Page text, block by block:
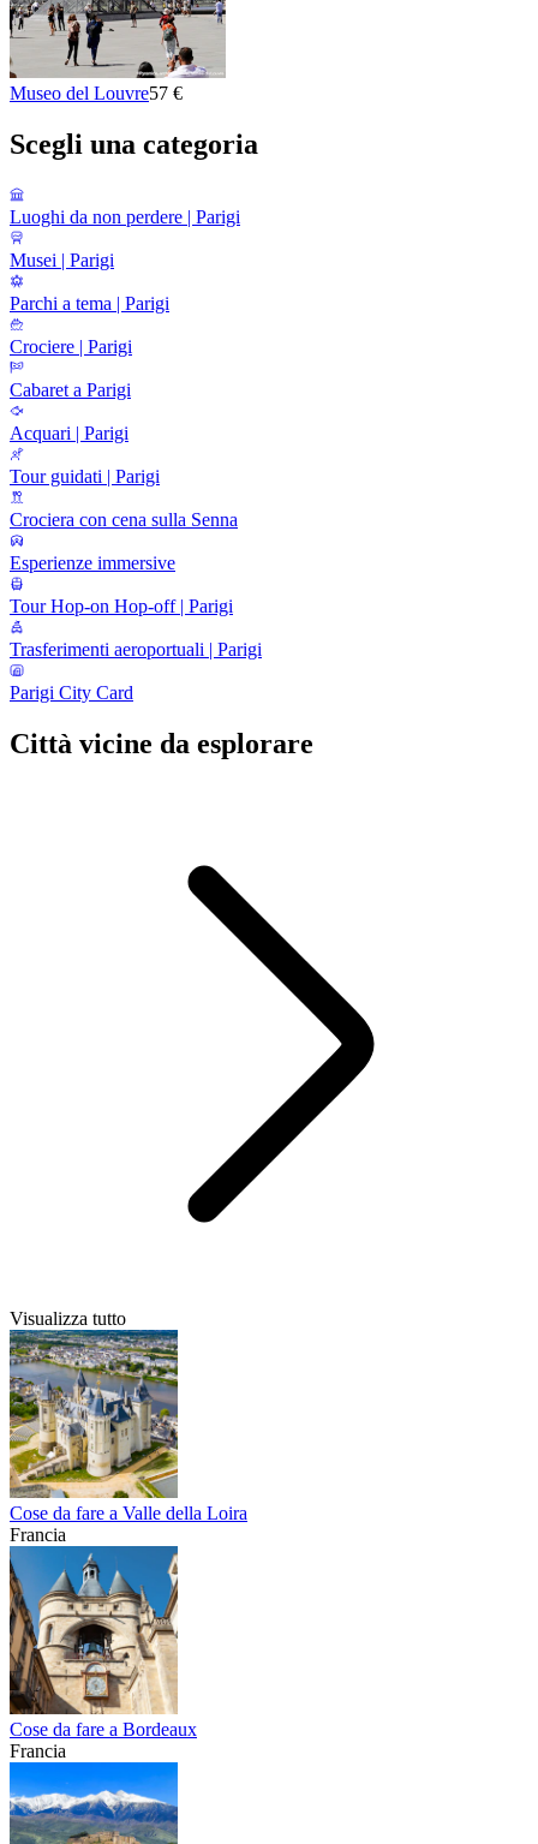
Museo del Louvre57 €
Scegli una categoria
Luoghi da non perdere | Parigi
Musei | Parigi
Parchi a tema | Parigi
Crociere | Parigi
Cabaret a Parigi
Acquari | Parigi
Tour guidati | Parigi
Crociera con cena sulla Senna
Esperienze immersive
Tour Hop-on Hop-off | Parigi
Trasferimenti aeroportuali | Parigi
Parigi City Card
Città vicine da esplorare
Visualizza tutto
Cose da fare a Valle della Loira
Francia
Cose da fare a Bordeaux
Francia